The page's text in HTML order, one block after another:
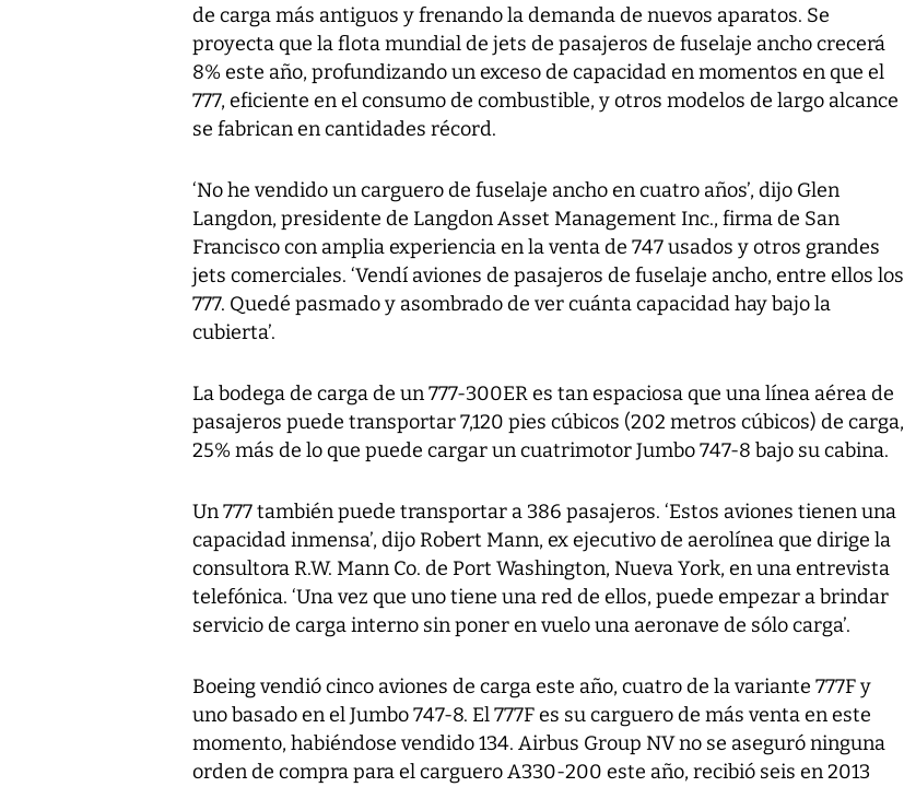
de carga más antiguos y frenando la demanda de nuevos aparatos. Se
proyecta que la flota mundial de jets de pasajeros de fuselaje ancho crecerá
8% este año, profundizando un exceso de capacidad en momentos en que el
777, eficiente en el consumo de combustible, y otros modelos de largo alcance
se fabrican en cantidades récord.
‘No he vendido un carguero de fuselaje ancho en cuatro años’, dijo Glen
Langdon, presidente de Langdon Asset Management Inc., firma de San
Francisco con amplia experiencia en la venta de 747 usados y otros grandes
jets comerciales. ‘Vendí aviones de pasajeros de fuselaje ancho, entre ellos los
777. Quedé pasmado y asombrado de ver cuánta capacidad hay bajo la
cubierta’.
La bodega de carga de un 777-300ER es tan espaciosa que una línea aérea de
pasajeros puede transportar 7,120 pies cúbicos (202 metros cúbicos) de carga,
25% más de lo que puede cargar un cuatrimotor Jumbo 747-8 bajo su cabina.
Un 777 también puede transportar a 386 pasajeros. ‘Estos aviones tienen una
capacidad inmensa’, dijo Robert Mann, ex ejecutivo de aerolínea que dirige la
consultora R.W. Mann Co. de Port Washington, Nueva York, en una entrevista
telefónica. ‘Una vez que uno tiene una red de ellos, puede empezar a brindar
servicio de carga interno sin poner en vuelo una aeronave de sólo carga’.
Boeing vendió cinco aviones de carga este año, cuatro de la variante 777F y
uno basado en el Jumbo 747-8. El 777F es su carguero de más venta en este
momento, habiéndose vendido 134. Airbus Group NV no se aseguró ninguna
orden de compra para el carguero A330-200 este año, recibió seis en 2013